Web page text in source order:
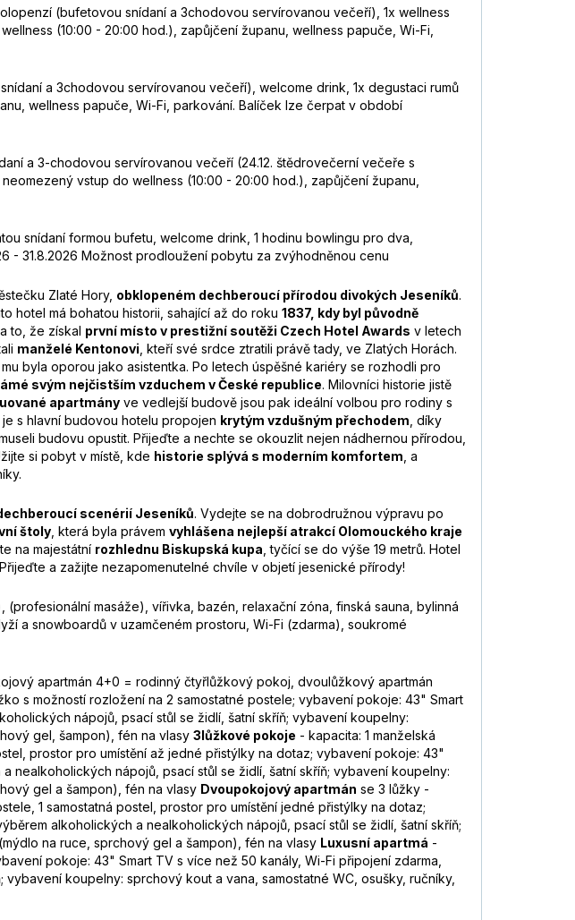
(bufetovou snídaní a 3chodovou servírovanou večeří), 1x wellness
(10:00 - 20:00 hod.), zapůjčení županu, wellness papuče, Wi-Fi,
a 3chodovou servírovanou večeří), welcome drink, 1x degustaci rumů
wellness papuče, Wi-Fi, parkování. Balíček lze čerpat v období
a 3-chodovou servírovanou večeří (24.12. štědrovečerní večeře s
vstup do wellness (10:00 - 20:00 hod.), zapůjčení županu,
snídaní formou bufetu, welcome drink, 1 hodinu bowlingu pro dva,
- 31.8.2026 Možnost prodloužení pobytu za zvýhodněnou cenu
Zlaté Hory, obklopeném dechberoucí přírodou divokých Jeseníků.
hotel má bohatou historii, sahající až do roku 1837, kdy byl původně
to, že získal první místo v prestižní soutěži Czech Hotel Awards v letech
manželé Kentonovi , kteří své srdce ztratili právě tady, ve Zlatých Horách.
byla oporou jako asistentka. Po letech úspěšné kariéry se rozhodli pro
svým nejčistším vzduchem v České republice. Milovníci historie jistě
apartmány ve vedlejší budově jsou pak ideální volbou pro rodiny s
s hlavní budovou hotelu propojen krytým vzdušným přechodem , díky
budovu opustit. Přijeďte a nechte se okouzlit nejen nádhernou přírodou,
si pobyt v místě, kde historie splývá s moderním komfortem , a
scenérií Jeseníků. Vydejte se na dobrodružnou výpravu po
štoly , která byla právem vyhlášena nejlepší atrakcí Olomouckého kraje
na majestátní rozhlednu Biskupská kupa , tyčící se do výše 19 metrů. Hotel
a zažijte nezapomenutelné chvíle v objetí jesenické přírody!
masáže), vířivka, bazén, relaxační zóna, finská sauna, bylinná
a snowboardů v uzamčeném prostoru, Wi-Fi (zdarma), soukromé
apartmán 4+0 = rodinný čtyřlůžkový pokoj, dvoulůžkový apartmán
s možností rozložení na 2 samostatné postele; vybavení pokoje: 43" Smart
nápojů, psací stůl se židlí, šatní skříň; vybavení koupelny:
gel, šampon), fén na vlasy 3lůžkové pokoje - kapacita: 1 manželská
prostor pro umístění až jedné přistýlky na dotaz; vybavení pokoje: 43"
nealkoholických nápojů, psací stůl se židlí, šatní skříň; vybavení koupelny:
gel a šampon), fén na vlasy Dvoupokojový apartmán se 3 lůžky -
1 samostatná postel, prostor pro umístění jedné přistýlky na dotaz;
alkoholických a nealkoholických nápojů, psací stůl se židlí, šatní skříň;
na ruce, sprchový gel a šampon), fén na vlasy Luxusní apartmá -
pokoje: 43" Smart TV s více než 50 kanály, Wi-Fi připojení zdarma,
koupelny: sprchový kout a vana, samostatné WC, osušky, ručníky,